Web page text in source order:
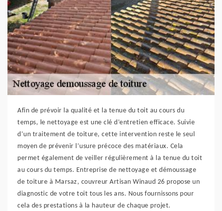
Afin de prévoir la qualité et la tenue du toit au cours du
temps, le nettoyage est une clé d’entretien efficace. Suivie
d’un traitement de toiture, cette intervention reste le seul
moyen de prévenir l’usure précoce des matériaux. Cela
permet également de veiller régulièrement à la tenue du toit
au cours du temps. Entreprise de nettoyage et démoussage
de toiture à Marsaz, couvreur Artisan Winaud 26 propose un
diagnostic de votre toit tous les ans. Nous fournissons pour
cela des prestations à la hauteur de chaque projet.